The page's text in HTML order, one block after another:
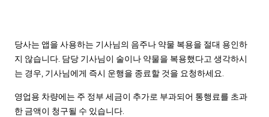
당사는 앱을 사용하는 기사님의 음주나 약물 복용을 절대 용인하
지 않습니다. 담당 기사님이 술이나 약물을 복용했다고 생각하시
는 경우, 기사님에게 즉시 운행을 종료할 것을 요청하세요.
영업용 차량에는 주 정부 세금이 추가로 부과되어 통행료를 초과
한 금액이 청구될 수 있습니다.